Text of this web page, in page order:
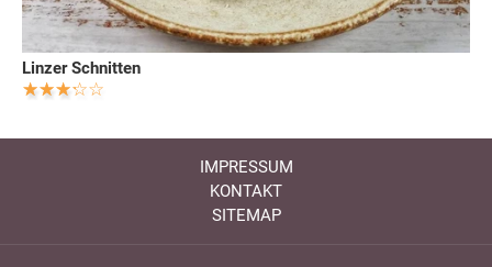
Linzer Schnitten
IMPRESSUM
KONTAKT
SITEMAP